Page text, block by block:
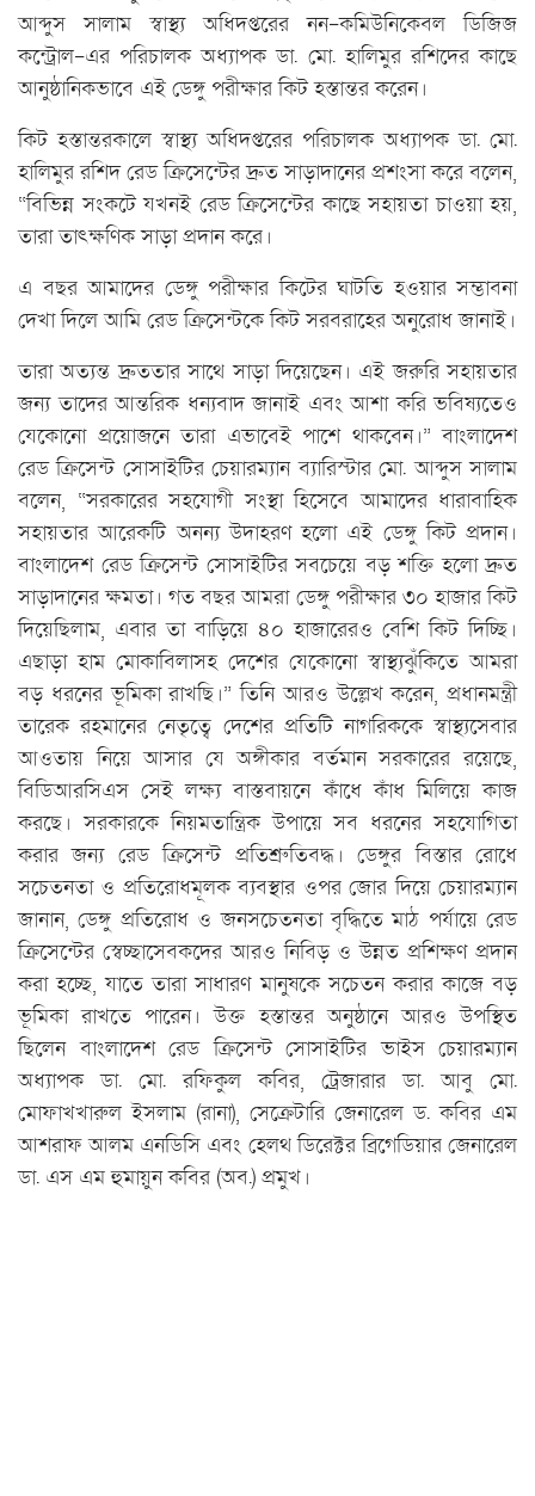
আব্দুস সালাম স্বাস্থ্য অধিদপ্তরের নন-কমিউনিকেবল ডিজিজ
কন্ট্রোল-এর পরিচালক অধ্যাপক ডা. মো. হালিমুর রশিদের কাছে
আনুষ্ঠানিকভাবে এই ডেঙ্গু পরীক্ষার কিট হস্তান্তর করেন।
কিট হস্তান্তরকালে স্বাস্থ্য অধিদপ্তরের পরিচালক অধ্যাপক ডা. মো.
হালিমুর রশিদ রেড ক্রিসেন্টের দ্রুত সাড়াদানের প্রশংসা করে বলেন,
“বিভিন্ন সংকটে যখনই রেড ক্রিসেন্টের কাছে সহায়তা চাওয়া হয়,
তারা তাৎক্ষণিক সাড়া প্রদান করে।
এ বছর আমাদের ডেঙ্গু পরীক্ষার কিটের ঘাটতি হওয়ার সম্ভাবনা
দেখা দিলে আমি রেড ক্রিসেন্টকে কিট সরবরাহের অনুরোধ জানাই।
তারা অত্যন্ত দ্রুততার সাথে সাড়া দিয়েছেন। এই জরুরি সহায়তার
জন্য তাদের আন্তরিক ধন্যবাদ জানাই এবং আশা করি ভবিষ্যতেও
যেকোনো প্রয়োজনে তারা এভাবেই পাশে থাকবেন।” বাংলাদেশ
রেড ক্রিসেন্ট সোসাইটির চেয়ারম্যান ব্যারিস্টার মো. আব্দুস সালাম
বলেন, “সরকারের সহযোগী সংস্থা হিসেবে আমাদের ধারাবাহিক
সহায়তার আরেকটি অনন্য উদাহরণ হলো এই ডেঙ্গু কিট প্রদান।
বাংলাদেশ রেড ক্রিসেন্ট সোসাইটির সবচেয়ে বড় শক্তি হলো দ্রুত
সাড়াদানের ক্ষমতা। গত বছর আমরা ডেঙ্গু পরীক্ষার ৩০ হাজার কিট
দিয়েছিলাম, এবার তা বাড়িয়ে ৪০ হাজারেরও বেশি কিট দিচ্ছি।
এছাড়া হাম মোকাবিলাসহ দেশের যেকোনো স্বাস্থ্যঝুঁকিতে আমরা
বড় ধরনের ভূমিকা রাখছি।” তিনি আরও উল্লেখ করেন, প্রধানমন্ত্রী
তারেক রহমানের নেতৃত্বে দেশের প্রতিটি নাগরিককে স্বাস্থ্যসেবার
আওতায় নিয়ে আসার যে অঙ্গীকার বর্তমান সরকারের রয়েছে,
বিডিআরসিএস সেই লক্ষ্য বাস্তবায়নে কাঁধে কাঁধ মিলিয়ে কাজ
করছে। সরকারকে নিয়মতান্ত্রিক উপায়ে সব ধরনের সহযোগিতা
করার জন্য রেড ক্রিসেন্ট প্রতিশ্রুতিবদ্ধ। ডেঙ্গুর বিস্তার রোধে
সচেতনতা ও প্রতিরোধমূলক ব্যবস্থার ওপর জোর দিয়ে চেয়ারম্যান
জানান, ডেঙ্গু প্রতিরোধ ও জনসচেতনতা বৃদ্ধিতে মাঠ পর্যায়ে রেড
ক্রিসেন্টের স্বেচ্ছাসেবকদের আরও নিবিড় ও উন্নত প্রশিক্ষণ প্রদান
করা হচ্ছে, যাতে তারা সাধারণ মানুষকে সচেতন করার কাজে বড়
ভূমিকা রাখতে পারেন। উক্ত হস্তান্তর অনুষ্ঠানে আরও উপস্থিত
ছিলেন বাংলাদেশ রেড ক্রিসেন্ট সোসাইটির ভাইস চেয়ারম্যান
অধ্যাপক ডা. মো. রফিকুল কবির, ট্রেজারার ডা. আবু মো.
মোফাখখারুল ইসলাম (রানা), সেক্রেটারি জেনারেল ড. কবির এম
আশরাফ আলম এনডিসি এবং হেলথ ডিরেক্টর ব্রিগেডিয়ার জেনারেল
ডা. এস এম হুমায়ুন কবির (অব.) প্রমুখ।